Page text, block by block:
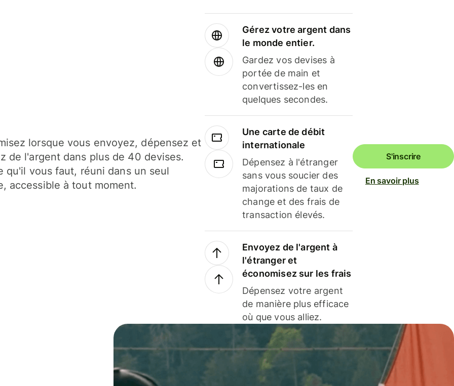
lorsque vous envoyez, dépensez et
de l'argent dans plus de 40 devises.
qu'il vous faut, réuni dans un seul
accessible à tout moment.
Gérez votre argent dans
le monde entier.
Gardez vos devises à
portée de main et
convertissez-les en
quelques secondes.
Une carte de débit
internationale
Dépensez à l'étranger
sans vous soucier des
majorations de taux de
change et des frais de
transaction élevés.
Envoyez de l'argent à
l'étranger et
économisez sur les frais
Dépensez votre argent
de manière plus efficace
où que vous alliez.
S'inscrire
En savoir plus